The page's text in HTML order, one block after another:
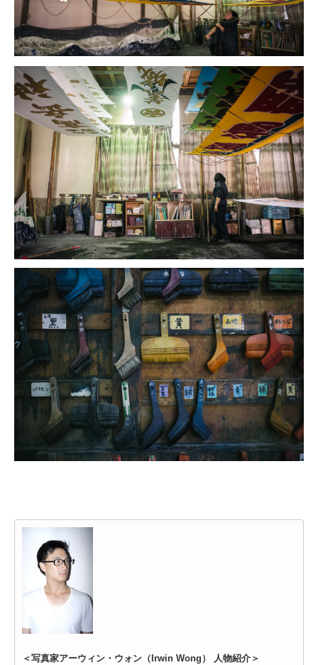
＜写真家アーウィン・ウォン（Irwin Wong） 人物紹介＞